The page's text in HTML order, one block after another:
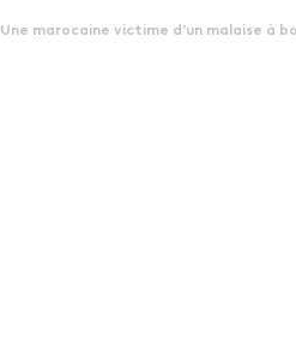
Une marocaine victime d’un malaise à